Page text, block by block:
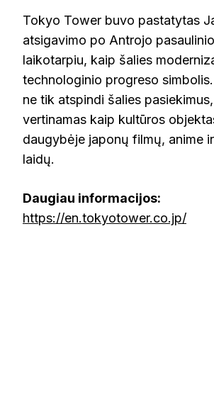
Tokyo Tower buvo pastatytas
atsigavimo po Antrojo
laikotarpiu, kaip šalies
technologinio progreso
ne tik atspindi šalies
vertinamas kaip kultūros
daugybėje japonų filmų, anime
laidų.
Daugiau informacijos:
https://en.tokyotower.co.jp/